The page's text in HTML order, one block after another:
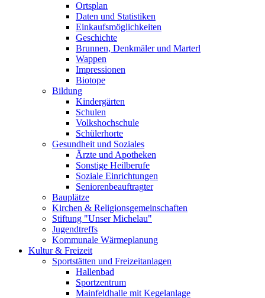
Ortsplan
Daten und Statistiken
Einkaufsmöglichkeiten
Geschichte
Brunnen, Denkmäler und Marterl
Wappen
Impressionen
Biotope
Bildung
Kindergärten
Schulen
Volkshochschule
Schülerhorte
Gesundheit und Soziales
Ärzte und Apotheken
Sonstige Heilberufe
Soziale Einrichtungen
Seniorenbeauftragter
Bauplätze
Kirchen & Religionsgemeinschaften
Stiftung "Unser Michelau"
Jugendtreffs
Kommunale Wärmeplanung
Kultur & Freizeit
Sportstätten und Freizeitanlagen
Hallenbad
Sportzentrum
Mainfeldhalle mit Kegelanlage